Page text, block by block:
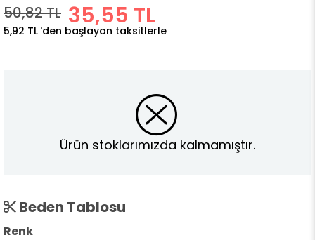
50,82 TL 35,55 TL
5,92 TL 'den başlayan taksitlerle
Ürün stoklarımızda kalmamıştır.
Beden Tablosu
Renk